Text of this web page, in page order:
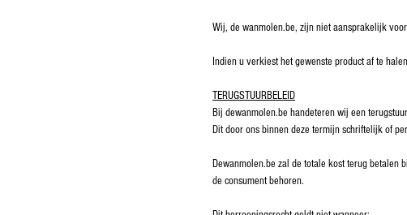
Wij, de wanmolen.be, zijn niet aansprakelijk
Indien u verkiest het gewenste product af te
TERUGSTUURBELEID
Bij dewanmolen.be handeteren wij een
Dit door ons binnen deze termijn schriftelijk of
Dewanmolen.be zal de totale kost terug betalen
de consument behoren.